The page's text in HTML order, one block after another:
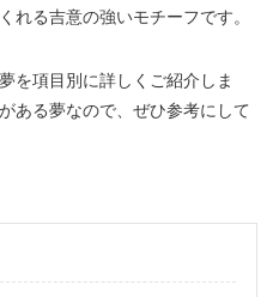
れる吉意の強いモチーフです。
を項目別に詳しくご紹介しま
ある夢なので、ぜひ参考にして